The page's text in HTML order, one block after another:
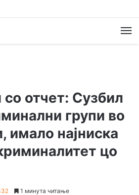
доаѓа во Белград
отчет: Сузбил
групи во
имало најниска
цо
1 минута читање